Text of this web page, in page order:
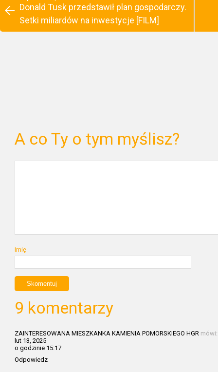
Donald Tusk przedstawił plan gospodarczy.
Setki miliardów na inwestycje [FILM]
A co Ty o tym myślisz?
Imię
9 komentarzy
ZAINTERESOWANA MIESZKANKA KAMIENIA POMORSKIEGO HGR mówi:
lut 13, 2025
o godzinie 15:17
Odpowiedz